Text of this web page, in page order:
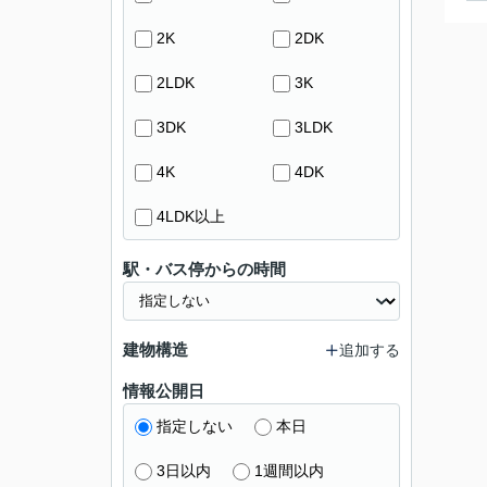
2K 2DK
2LDK 3K
3DK 3LDK
4K 4DK
4LDK以上
駅・バス停からの時間
建物構造 追加する
情報公開日
指定しない 本日
3日以内 1週間以内